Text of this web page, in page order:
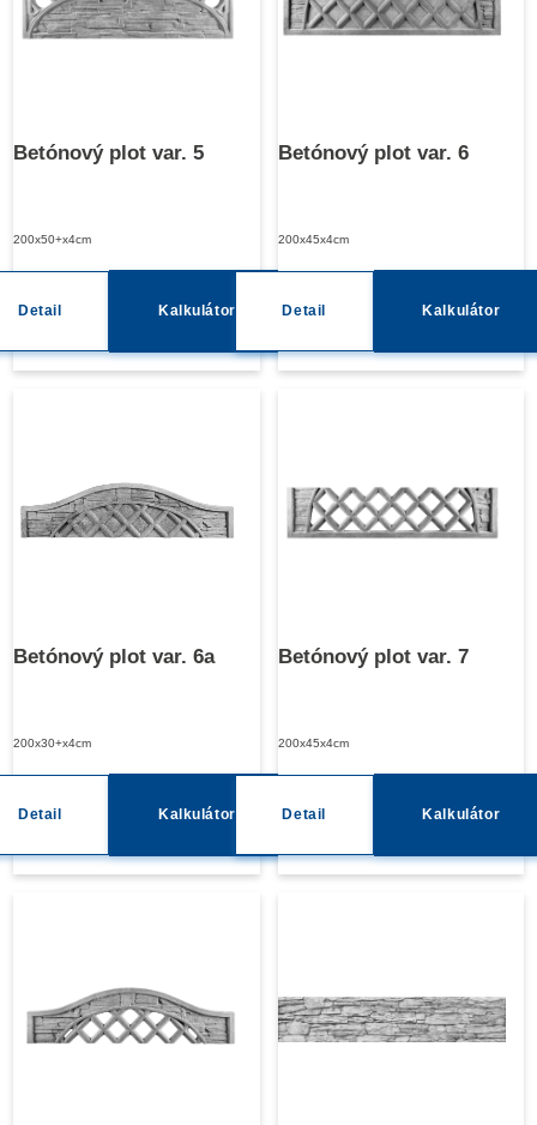
Betónový plot var. 5
200x50+x4cm
Detail Kalkulátor
Betónový plot var. 6
200x45x4cm
Detail Kalkulátor
Betónový plot var. 6a
200x30+x4cm
Detail Kalkulátor
Betónový plot var. 7
200x45x4cm
Detail Kalkulátor